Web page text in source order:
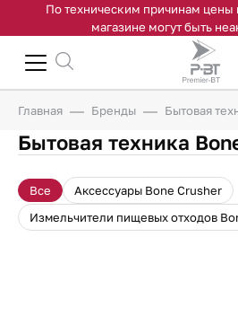
По техническим причинам цены
магазине могут быть
Главная Бренды Бытовая
Бытовая техника
Все
Аксессуары Bone Crusher
Измельчители пищевых отходов